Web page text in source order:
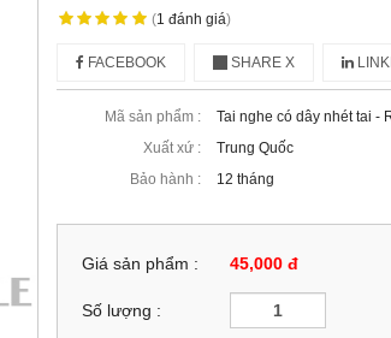
(1đánh giá)
FACEBOOK SHARE X
Mã sản phẩm :
Tai nghe có dây nhét tai -
Xuất xứ :
Trung Quốc
Bảo hành :
12 tháng
Giá sản phẩm : 45,000 đ
Số lượng :